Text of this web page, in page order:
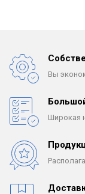
Вы
Широкая